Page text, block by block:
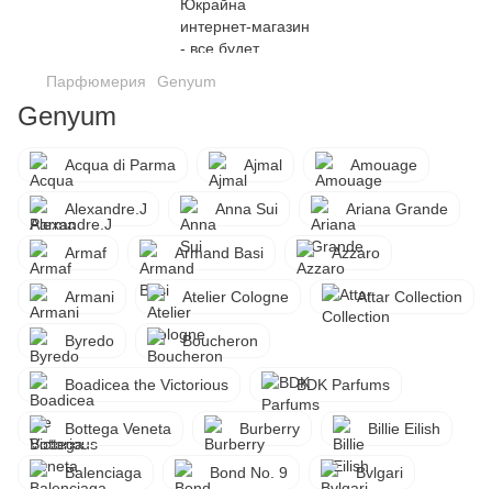
Парфюмерия Genyum
Genyum
Acqua di Parma Ajmal Amouage
Alexandre.J Anna Sui Ariana Grande
Armaf Armand Basi Azzaro
Armani Atelier Cologne Attar Collection
Byredo Boucheron
Boadicea the Victorious BDK Parfums
Bottega Veneta Burberry Billie Eilish
Balenciaga Bond No. 9 Bvlgari